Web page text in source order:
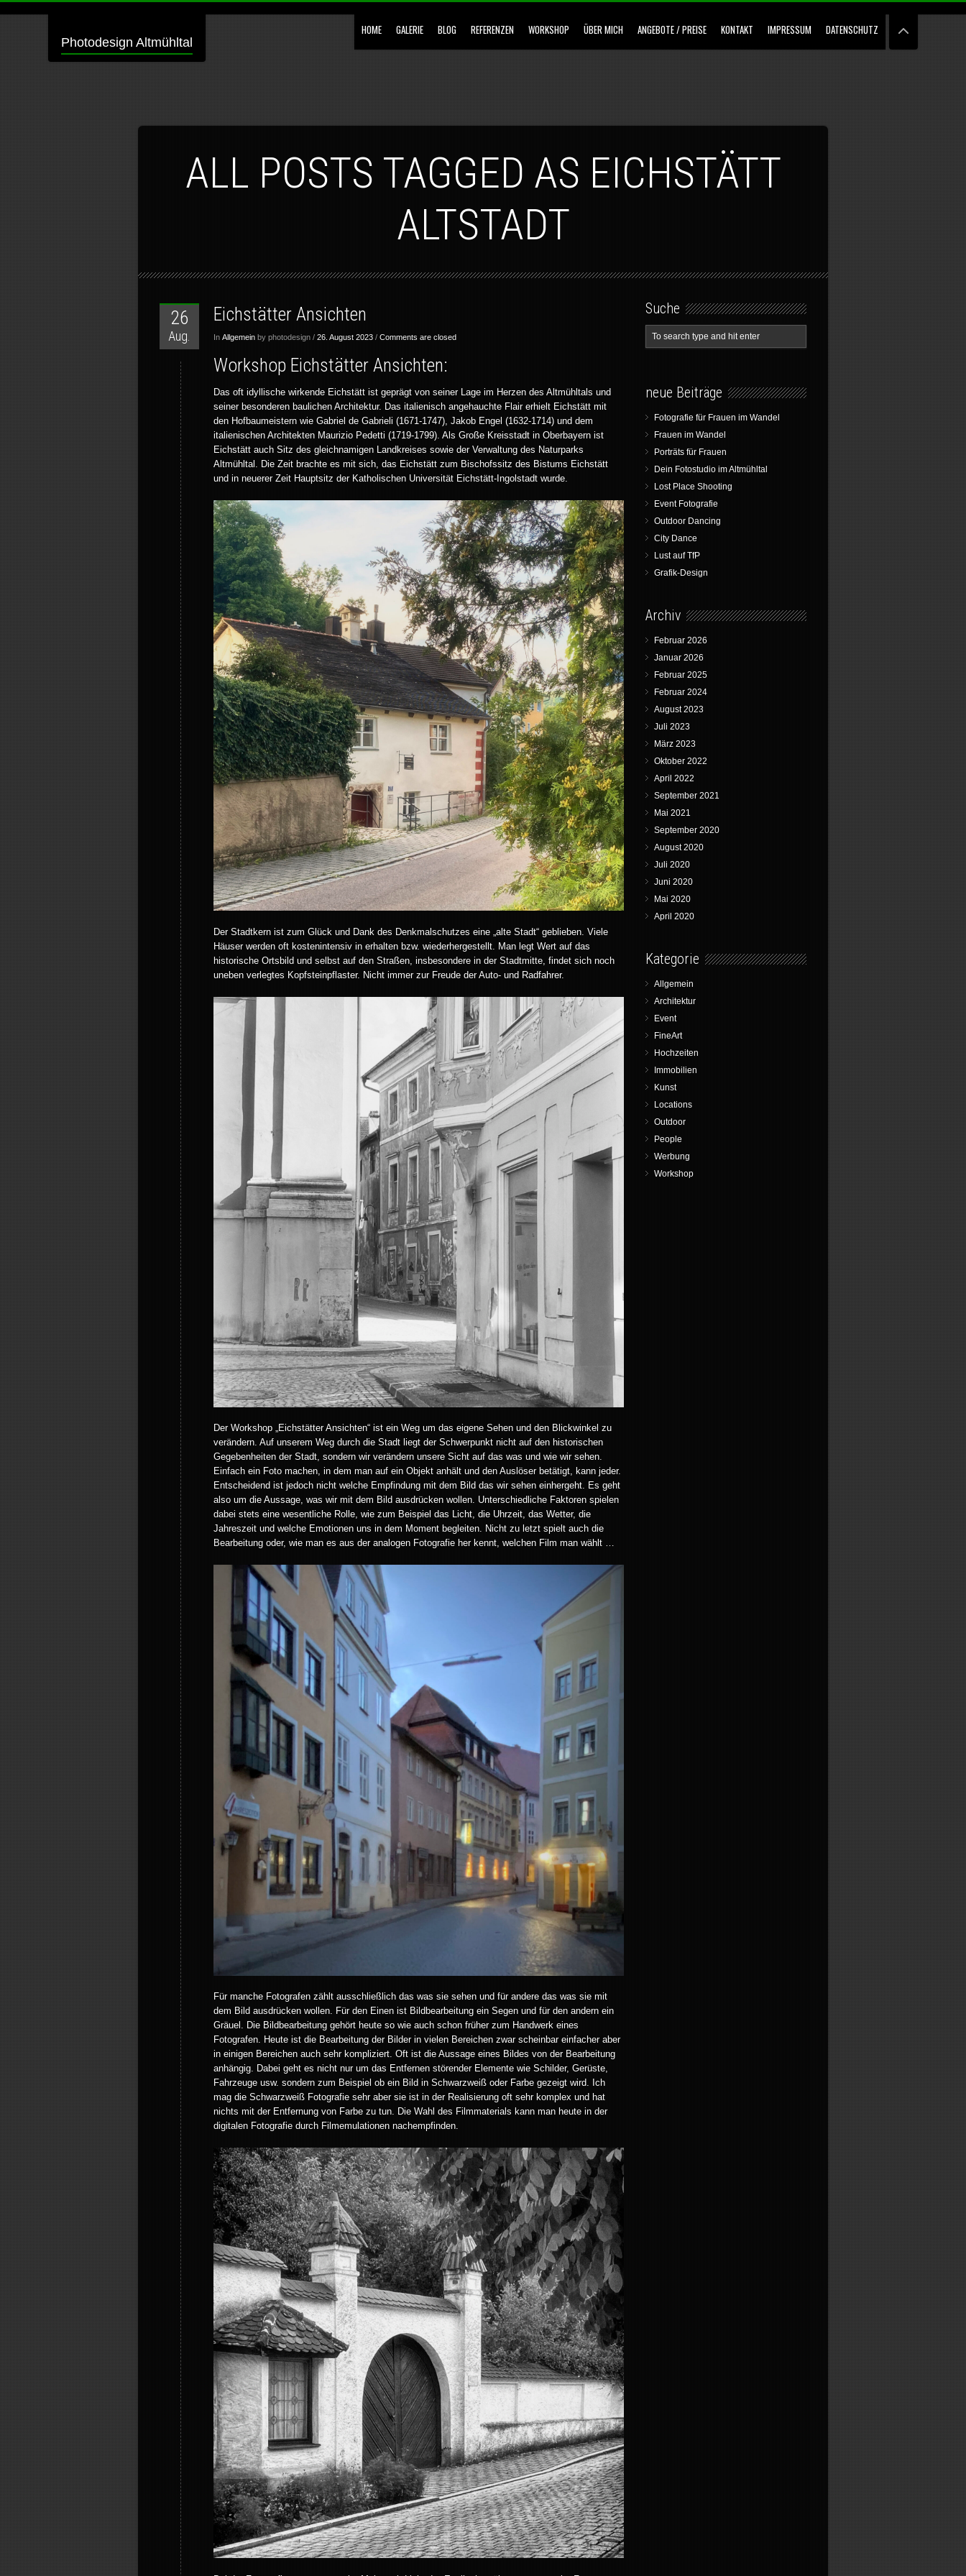
Photodesign Altmühltal
HOME GALERIE BLOG REFERENZEN WORKSHOP ÜBER MICH ANGEBOTE / PREISE KONTAKT IMPRESSUM DATENSCHUTZ
ALL POSTS TAGGED AS EICHSTÄTT
ALTSTADT
26
Aug.
Eichstätter Ansichten
In Allgemein by photodesign / 26. August 2023 / Comments are closed
Workshop Eichstätter Ansichten:
Das oft idyllische wirkende Eichstätt ist geprägt von seiner Lage im Herzen des Altmühltals und
seiner besonderen baulichen Architektur. Das italienisch angehauchte Flair erhielt Eichstätt mit
den Hofbaumeistern wie Gabriel de Gabrieli (1671-1747), Jakob Engel (1632-1714) und dem
italienischen Architekten Maurizio Pedetti (1719-1799). Als Große Kreisstadt in Oberbayern ist
Eichstätt auch Sitz des gleichnamigen Landkreises sowie der Verwaltung des Naturparks
Altmühltal. Die Zeit brachte es mit sich, das Eichstätt zum Bischofssitz des Bistums Eichstätt
und in neuerer Zeit Hauptsitz der Katholischen Universität Eichstätt-Ingolstadt wurde.
Der Stadtkern ist zum Glück und Dank des Denkmalschutzes eine „alte Stadt“ geblieben. Viele
Häuser werden oft kostenintensiv in erhalten bzw. wiederhergestellt. Man legt Wert auf das
historische Ortsbild und selbst auf den Straßen, insbesondere in der Stadtmitte, findet sich noch
uneben verlegtes Kopfsteinpflaster. Nicht immer zur Freude der Auto- und Radfahrer.
Der Workshop „Eichstätter Ansichten“ ist ein Weg um das eigene Sehen und den Blickwinkel zu
verändern. Auf unserem Weg durch die Stadt liegt der Schwerpunkt nicht auf den historischen
Gegebenheiten der Stadt, sondern wir verändern unsere Sicht auf das was und wie wir sehen.
Einfach ein Foto machen, in dem man auf ein Objekt anhält und den Auslöser betätigt, kann jeder.
Entscheidend ist jedoch nicht welche Empfindung mit dem Bild das wir sehen einhergeht. Es geht
also um die Aussage, was wir mit dem Bild ausdrücken wollen. Unterschiedliche Faktoren spielen
dabei stets eine wesentliche Rolle, wie zum Beispiel das Licht, die Uhrzeit, das Wetter, die
Jahreszeit und welche Emotionen uns in dem Moment begleiten. Nicht zu letzt spielt auch die
Bearbeitung oder, wie man es aus der analogen Fotografie her kennt, welchen Film man wählt …
Für manche Fotografen zählt ausschließlich das was sie sehen und für andere das was sie mit
dem Bild ausdrücken wollen. Für den Einen ist Bildbearbeitung ein Segen und für den andern ein
Gräuel. Die Bildbearbeitung gehört heute so wie auch schon früher zum Handwerk eines
Fotografen. Heute ist die Bearbeitung der Bilder in vielen Bereichen zwar scheinbar einfacher aber
in einigen Bereichen auch sehr kompliziert. Oft ist die Aussage eines Bildes von der Bearbeitung
anhängig. Dabei geht es nicht nur um das Entfernen störender Elemente wie Schilder, Gerüste,
Fahrzeuge usw. sondern zum Beispiel ob ein Bild in Schwarzweiß oder Farbe gezeigt wird. Ich
mag die Schwarzweiß Fotografie sehr aber sie ist in der Realisierung oft sehr komplex und hat
nichts mit der Entfernung von Farbe zu tun. Die Wahl des Filmmaterials kann man heute in der
digitalen Fotografie durch Filmemulationen nachempfinden.
Suche
neue Beiträge
Fotografie für Frauen im Wandel
Frauen im Wandel
Porträts für Frauen
Dein Fotostudio im Altmühltal
Lost Place Shooting
Event Fotografie
Outdoor Dancing
City Dance
Lust auf TfP
Grafik-Design
Archiv
Februar 2026
Januar 2026
Februar 2025
Februar 2024
August 2023
Juli 2023
März 2023
Oktober 2022
April 2022
September 2021
Mai 2021
September 2020
August 2020
Juli 2020
Juni 2020
Mai 2020
April 2020
Kategorie
Allgemein
Architektur
Event
FineArt
Hochzeiten
Immobilien
Kunst
Locations
Outdoor
People
Werbung
Workshop